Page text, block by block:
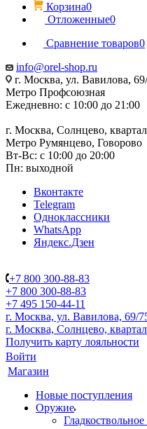
Корзина0
Отложенные0
Сравнение товаров0
info@orel-shop.ru
г. Москва, ул. Вавилова,
Метро Профсоюзная
Ежедневно: с 10:00 до 21:00
г. Москва, Солнцево,
Метро Румянцево, Говорово
Вт-Вс: с 10:00 до 20:00
Пн: выходной
Вконтакте
Telegram
Одноклассники
WhatsApp
Яндекс.Дзен
+7 800 300-88-83
+7 800 300-88-83
+7 495 150-44-11
г. Москва, ул. Вавилова, 69/
г. Москва, Солнцево,
Получить карту лояльности
Войти
Магазин
Новые поступления
Оружие